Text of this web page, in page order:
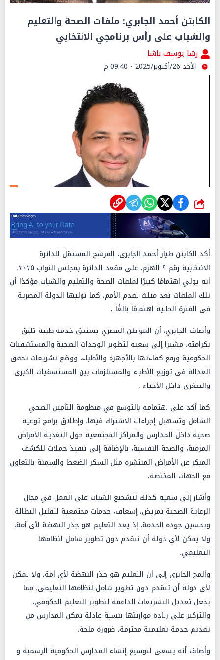
الكابتن أحمد الجابري: ملفات الصحة والتعليم
والشباب على رأس برنامجي الانتخابي
رشا يوسف باشا
الأحد 26/أكتوبر/2025 - 09:40 م
شارك
أكد الكابتن طيار أحمد الجابري، المرشح المستقل للدائرة
الانتخابية رقم ٩ الهرم، على مقعد الدائرة بمجلس النواب ٢٠٢٥،
أنه يولي اهتمامًا كبيرًا لملفات الصحة والتعليم والشباب مؤكدًا أن
تلك الملفات تعد مثلث تقدم الأمم، كما توليها الدولة المصرية
في الفترة الحالية اهتمامًا بالغًا .
وأضاف الجابري، أن المواطن المصري يستحق خدمة طبية تليق
بكرامته، مشيرا إلى سعيه لتطوير الوحدات الصحية والمستشفيات
الحكومية ورفع كفاءتها بالأجهزة والأطباء، ووضع تشريعات تحقق
العدالة في توزيع الأطباء والمستلزمات بين المستشفيات الكبرى
والصغرى داخل الأحياء .
كما أكد على .هتمامه بالتوسع في منظومة التأمين الصحي
الشامل وتسهيل إجراءات الاشتراك فيها، وإطلاق برامج توعية
صحية داخل المدارس والمراكز المجتمعية حول التغذية الأمراض
المزمنة، والصحة النفسية، بالإضافة إلى تنفيذ حملات للكشف
المبكر عن الأمراض المنتشرة مثل السكر الضغط والسمنة بالتعاون
مع الجهات المختصة.
وأشار إلى سعيه كذلك لتشجيع الشباب على العمل في مجال
الرعاية الصحية تمريض، إسعاف، خدمات مجتمعية لتقليل البطالة
وتحسين جودة الخدمة، إذ يعد التعليم هو جذر النهضة لأي أمة،
ولا يمكن لأي دولة أن تتقدم دون تطوير شامل لنظامها
التعليمي.
وألمح الجابري إلى أن التعليم هو جذر النهضة لأي أمة، ولا يمكن
لأي دولة أن تتقدم دون تطوير شامل لنظامها التعليمي، مما
يجعل تعديل التشريعات الداعمة لتطوير التعليم الحكومي،
والتركيز على زيادة موازنتها بنسبة عادلة تمكن المدارس من
تقديم خدمة تعليمية محترمة، ضرورة ملحة.
وأضاف أنه يسعى لتوسيع إنشاء المدارس الحكومية الرسمية و